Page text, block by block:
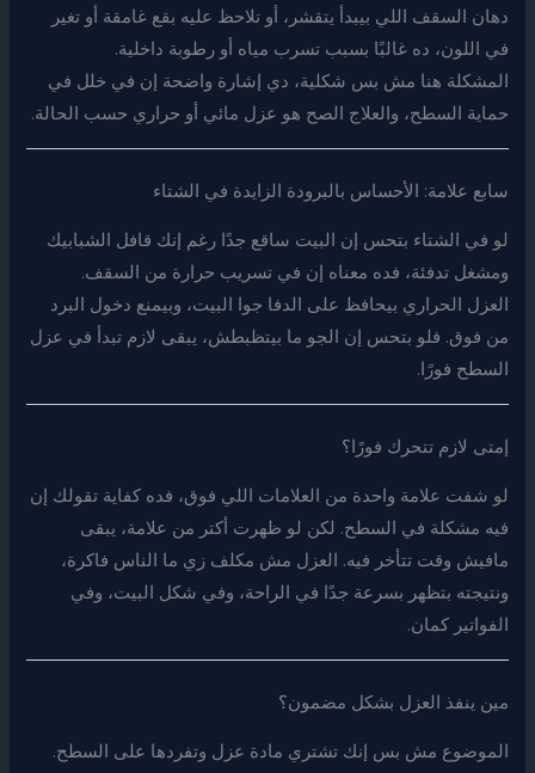
دهان السقف اللي بيبدأ يتقشر، أو تلاحظ عليه بقع غامقة أو تغير
في اللون، ده غالبًا بسبب تسرب مياه أو رطوبة داخلية.
المشكلة هنا مش بس شكلية، دي إشارة واضحة إن في خلل في
حماية السطح، والعلاج الصح هو عزل مائي أو حراري حسب الحالة.
سابع علامة: الأحساس بالبرودة الزايدة في الشتاء
لو في الشتاء بتحس إن البيت ساقع جدًا رغم إنك قافل الشبابيك
ومشغل تدفئة، فده معناه إن في تسريب حرارة من السقف.
العزل الحراري بيحافظ على الدفا جوا البيت، وبيمنع دخول البرد
من فوق. فلو بتحس إن الجو ما بيتظبطش، يبقى لازم تبدأ في عزل
السطح فورًا.
إمتى لازم تتحرك فورًا؟
لو شفت علامة واحدة من العلامات اللي فوق، فده كفاية تقولك إن
فيه مشكلة في السطح. لكن لو ظهرت أكتر من علامة، يبقى
مافيش وقت تتأخر فيه. العزل مش مكلف زي ما الناس فاكرة،
ونتيجته بتظهر بسرعة جدًا في الراحة، وفي شكل البيت، وفي
الفواتير كمان.
مين ينفذ العزل بشكل مضمون؟
الموضوع مش بس إنك تشتري مادة عزل وتفردها على السطح.